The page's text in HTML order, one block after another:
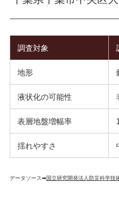
調査対象
地形
液状化の可能性
表層地盤増幅率
揺れやすさ
データソース➡︎国立研究開発法人防災科学技